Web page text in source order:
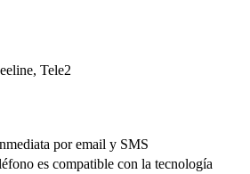
Tele2
por email y SMS
es compatible con la tecnología